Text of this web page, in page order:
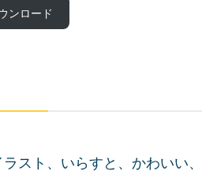
ンロード
スト、いらすと、かわいい